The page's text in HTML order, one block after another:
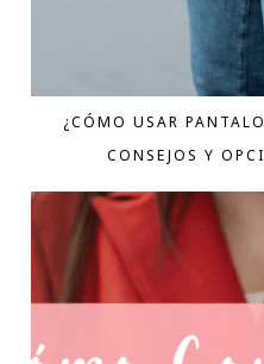
¿CÓMO USAR
CONSEJOS Y